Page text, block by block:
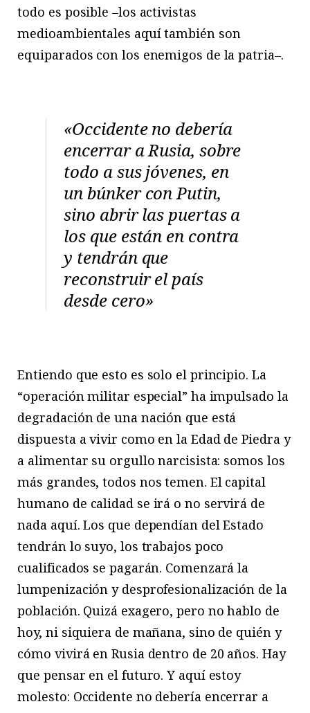
todo es posible –los activistas
medioambientales aquí también son
equiparados con los enemigos de la patria–.
«Occidente no debería
encerrar a Rusia, sobre
todo a sus jóvenes, en
un búnker con Putin,
sino abrir las puertas a
los que están en contra
y tendrán que
reconstruir el país
desde cero»
Entiendo que esto es solo el principio. La
“operación militar especial” ha impulsado la
degradación de una nación que está
dispuesta a vivir como en la Edad de Piedra y
a alimentar su orgullo narcisista: somos los
más grandes, todos nos temen. El capital
humano de calidad se irá o no servirá de
nada aquí. Los que dependían del Estado
tendrán lo suyo, los trabajos poco
cualificados se pagarán. Comenzará la
lumpenización y desprofesionalización de la
población. Quizá exagero, pero no hablo de
hoy, ni siquiera de mañana, sino de quién y
cómo vivirá en Rusia dentro de 20 años. Hay
que pensar en el futuro. Y aquí estoy
molesto: Occidente no debería encerrar a